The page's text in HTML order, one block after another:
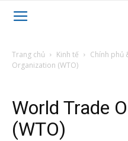
Trang chủ Kinh tế Chính phủ
Organization (WTO)
World Trade
(WTO)